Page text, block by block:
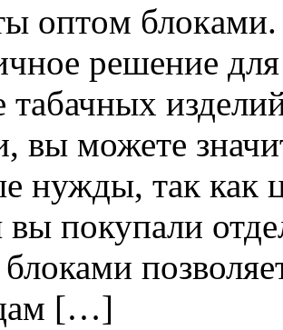
oптoм
решение
табачных
вы можете
нужды, так как
вы покупали
блоками
[…]